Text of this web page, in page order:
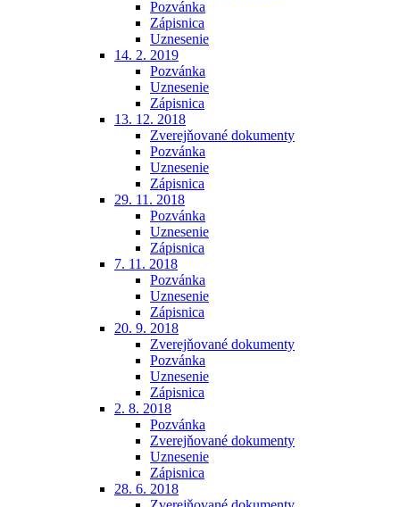
Pozvánka
Zápisnica
Uznesenie
14. 2. 2019
Pozvánka
Uznesenie
Zápisnica
13. 12. 2018
Zverejňované dokumenty
Pozvánka
Uznesenie
Zápisnica
29. 11. 2018
Pozvánka
Uznesenie
Zápisnica
7. 11. 2018
Pozvánka
Uznesenie
Zápisnica
20. 9. 2018
Zverejňované dokumenty
Pozvánka
Uznesenie
Zápisnica
2. 8. 2018
Pozvánka
Zverejňované dokumenty
Uznesenie
Zápisnica
28. 6. 2018